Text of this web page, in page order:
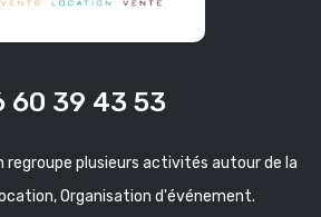
60 39 43 53
regroupe plusieurs activités autour de la
Organisation d'événement.